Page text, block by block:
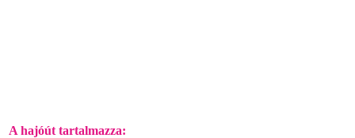
A hajóút tartalmazza: